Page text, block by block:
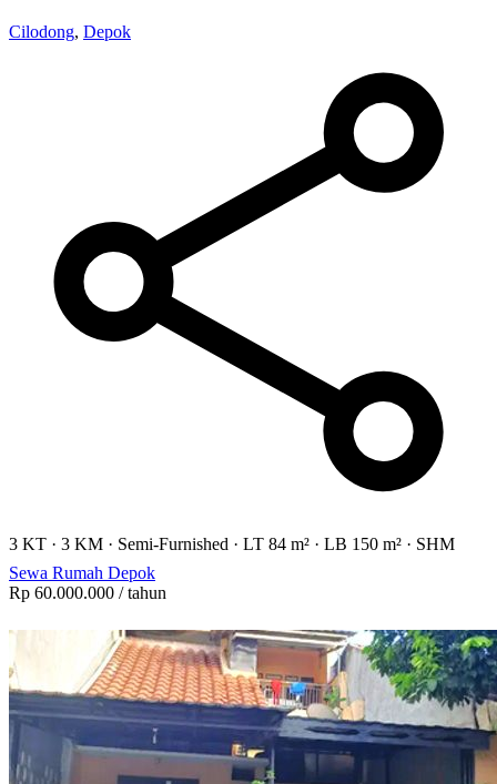
Cilodong, Depok
3 KT · 3 KM · Semi-Furnished · LT 84 m² · LB 150 m² · SHM
Sewa Rumah Depok
Rp 60.000.000 / tahun